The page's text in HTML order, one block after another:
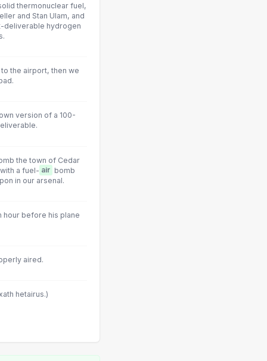
thermonuclear fuel,
and Stan Ulam, and
deliverable hydrogen
the airport, then we
version of a 100-
the town of Cedar
a fuel- air bomb
in our arsenal.
hour before his plane
aired.
hetairus.)